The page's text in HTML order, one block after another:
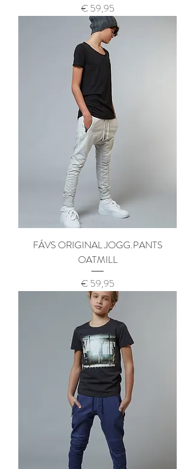
Prijs
€ 59,95
FÁVS ORIGINAL JOGG.PANTS
OATMILL
Prijs
€ 59,95